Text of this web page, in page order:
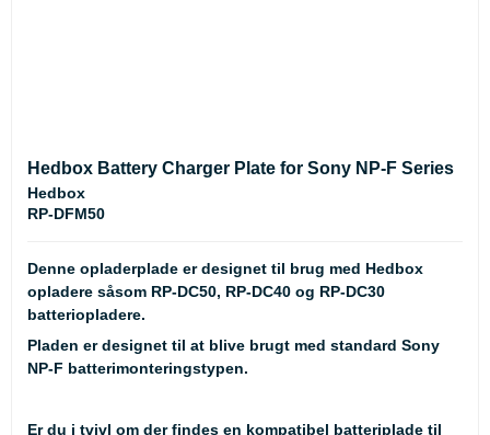
Hedbox Battery Charger Plate for Sony NP-F Series
Hedbox
RP-DFM50
Denne opladerplade er designet til brug med Hedbox
opladere såsom RP-DC50, RP-DC40 og RP-DC30
batteriopladere.
Pladen er designet til at blive brugt med standard Sony
NP-F batterimonteringstypen.
Er du i tvivl om der findes en kompatibel batteriplade til